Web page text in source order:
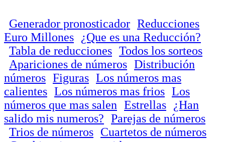
Generador pronosticador Reducciones
Euro Millones
¿Que es una Reducción?
Tabla de reducciones Todos los sorteos
Apariciones de números Distribución
números Figuras Los números mas
calientes Los números mas frios Los
números que mas salen Estrellas
¿Han
salido mis numeros? Parejas de números
Trios de números Cuartetos de números